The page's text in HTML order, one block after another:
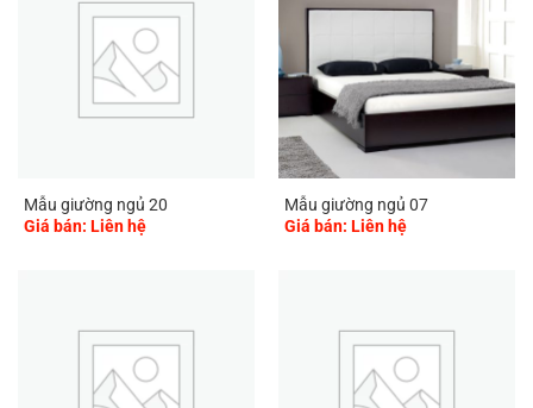
Mẫu giường ngủ 20
Giá bán: Liên hệ
Mẫu giường ngủ 07
Giá bán: Liên hệ